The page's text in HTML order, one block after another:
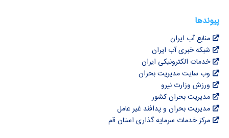
پیوندها
منابع آب ایران
شبکه خبری آب ایران
خدمات الکترونیکی ایران
وب سایت مدیریت بحران
ورزش وزارت نیرو
مدیریت بحران کشور
مدیریت بحران و پدافند غیر عامل
مرکز خدمات سرمایه گذاری استان قم